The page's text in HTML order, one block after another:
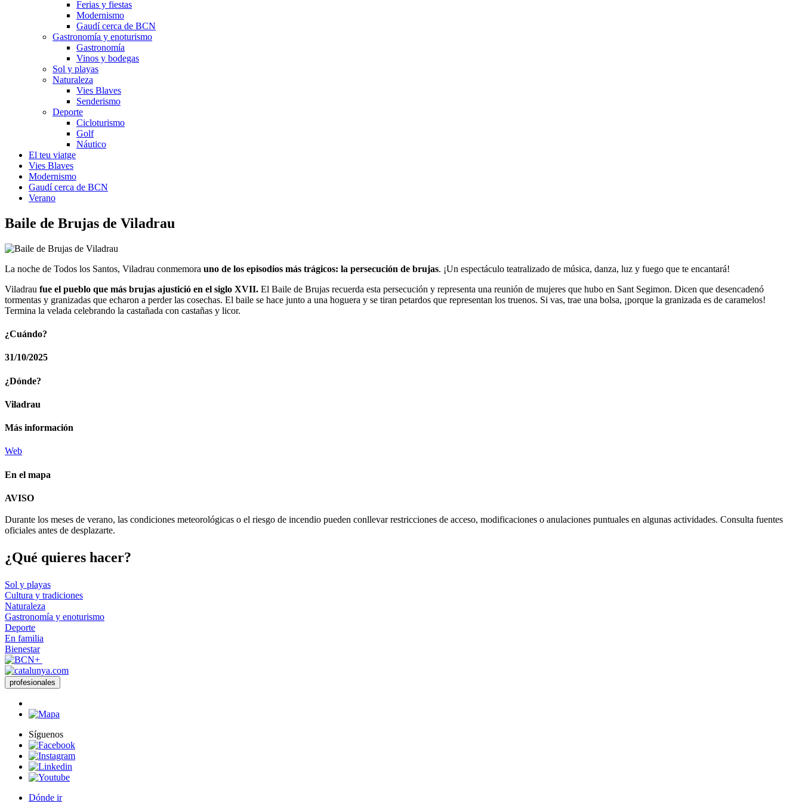
Ferias y fiestas
Modernismo
Gaudí cerca de BCN
Gastronomía y enoturismo
Gastronomía
Vinos y bodegas
Sol y playas
Naturaleza
Vies Blaves
Senderismo
Deporte
Cicloturismo
Golf
Náutico
El teu viatge
Vies Blaves
Modernismo
Gaudí cerca de BCN
Verano
Baile de Brujas de Viladrau
La noche de Todos los Santos, Viladrau conmemora uno de los episodios más trágicos: la persecución de brujas. ¡Un espectáculo teatralizado de música, danza, luz y fuego que te encantará!
Viladrau fue el pueblo que más brujas ajustició en el siglo XVII. El Baile de Brujas recuerda esta persecución y representa una reunión de mujeres que hubo en Sant Segimon. Dicen que desencadenó
tormentas y granizadas que echaron a perder las cosechas. El baile se hace junto a una hoguera y se tiran petardos que representan los truenos. Si vas, trae una bolsa, ¡porque la granizada es de caramelos!
Termina la velada celebrando la castañada con castañas y licor.
¿Cuándo?
31/10/2025
¿Dónde?
Viladrau
Más información
Web
En el mapa
−
AVISO
Durante los meses de verano, las condiciones meteorológicas o el riesgo de incendio pueden conllevar restricciones de acceso, modificaciones o anulaciones puntuales en algunas actividades. Consulta fuentes
oficiales antes de desplazarte.
¿Qué quieres hacer?
Sol y playas
Cultura y tradiciones
Naturaleza
Gastronomía y enoturismo
Deporte
En familia
Bienestar
profesionales
Síguenos
Dónde ir